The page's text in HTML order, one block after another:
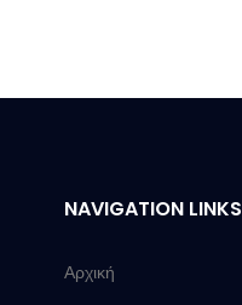
NAVIGATION LINKS
Αρχική